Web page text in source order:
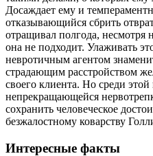
Досаждает ему и
отказывающийся сбрить
отращивал полгода, несмотря
она не подходит. Улаживать
невротичным агентом
страдающим расстройством
своего клиента. Но среди
непрекращающейся
сохранить человеческое
безжалостному коварству
Интересные факты